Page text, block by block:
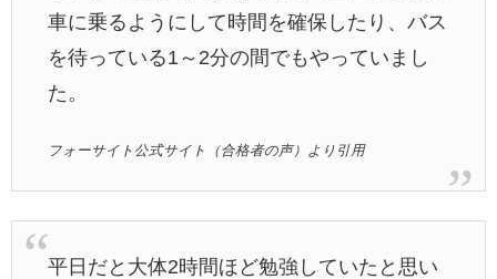
車に乗るようにして時間を確保したり、バス
を待っている1～2分の間でもやっていまし
た。
フォーサイト公式サイト（合格者の声）より引用
平日だと大体2時間ほど勉強していたと思い